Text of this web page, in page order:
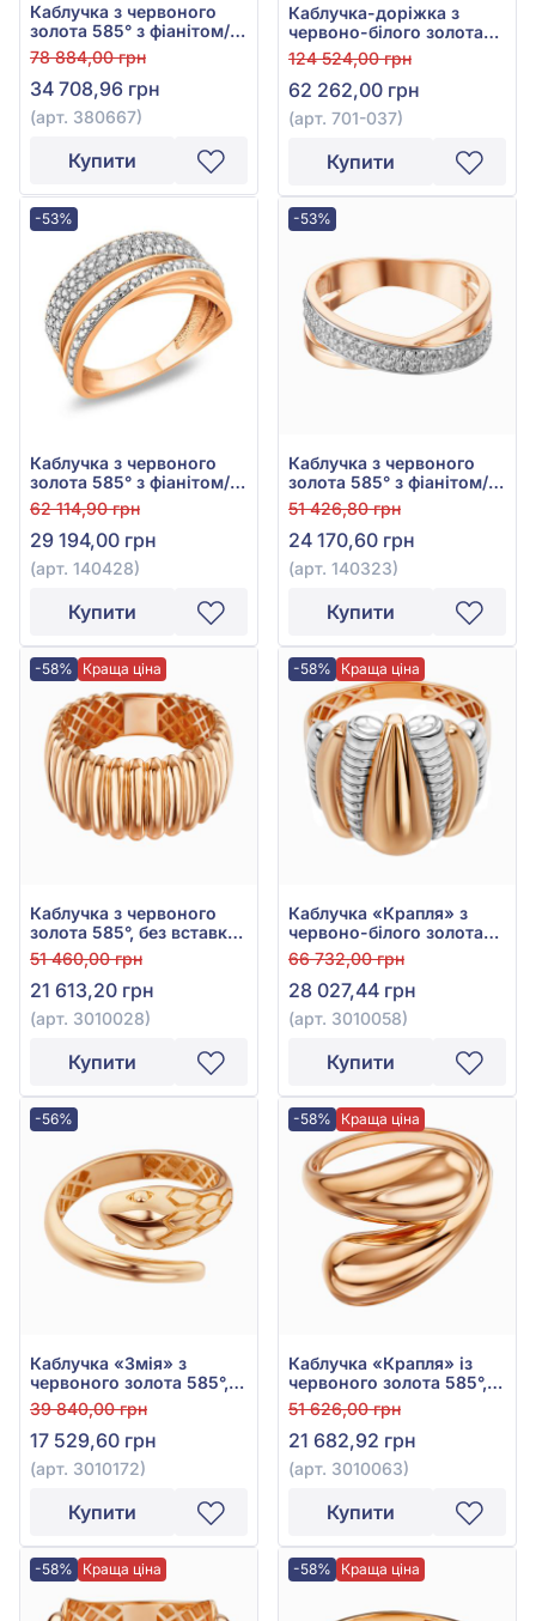
Каблучка з червоного
золота 585° з фіанітом/
куб.цирконієм, арт.
380667
78 884,00 грн
34 708,96 грн
(арт. 380667)
Купити
Каблучка-доріжка з
червоно-білого золота
585° з діамантами
0,33ct, арт. 701-037
124 524,00 грн
62 262,00 грн
(арт. 701-037)
Купити
-53%
Каблучка з червоного
золота 585° з фіанітом/
куб.цирконієм, арт.
140428
62 114,90 грн
29 194,00 грн
(арт. 140428)
Купити
-53%
Каблучка з червоного
золота 585° з фіанітом/
куб.цирконієм, арт.
140323
51 426,80 грн
24 170,60 грн
(арт. 140323)
Купити
-58% Краща ціна
Каблучка з червоного
золота 585°, без вставки,
арт. 3010028
51 460,00 грн
21 613,20 грн
(арт. 3010028)
Купити
-58% Краща ціна
Каблучка «Крапля» з
червоно-білого золота
585°, арт. 3010058
66 732,00 грн
28 027,44 грн
(арт. 3010058)
Купити
-56%
Каблучка «Змія» з
червоного золота 585°,
арт. 3010172
39 840,00 грн
17 529,60 грн
(арт. 3010172)
Купити
-58% Краща ціна
Каблучка «Крапля» із
червоного золота 585°,
арт. 3010063
51 626,00 грн
21 682,92 грн
(арт. 3010063)
Купити
-58% Краща ціна -58% Краща ціна